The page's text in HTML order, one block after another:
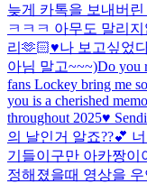
늦게 카톡을 보내버린
ㅋㅋㅋ 아무도 말리
리🫶🏻♥️나 보고싶었
아님 말고~~~)Do you
fans Lockey bring me
you is a cherished
throughout 2025♥️
의 날인거 알죠??💕
기들이구만 아카짱이
정해졌을때 영상을